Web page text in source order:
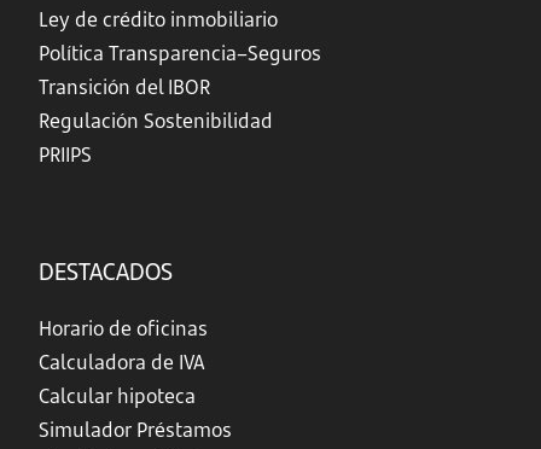
Ley de crédito inmobiliario
Política Transparencia–Seguros
Transición del IBOR
Regulación Sostenibilidad
PRIIPS
DESTACADOS
Horario de oficinas
Calculadora de IVA
Calcular hipoteca
Simulador Préstamos